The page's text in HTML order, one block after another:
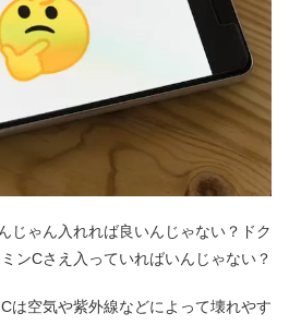
じゃん入れれば良いんじゃない？ドク
ンCさえ入っていればいんじゃない？
は空気や紫外線などによって壊れやす